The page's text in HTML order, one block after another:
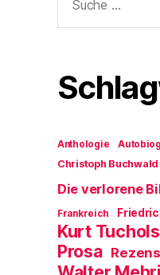
nach:
Anthologie
Christoph Buchwald
Die verlorene
Frankreich
Kurt
Prosa